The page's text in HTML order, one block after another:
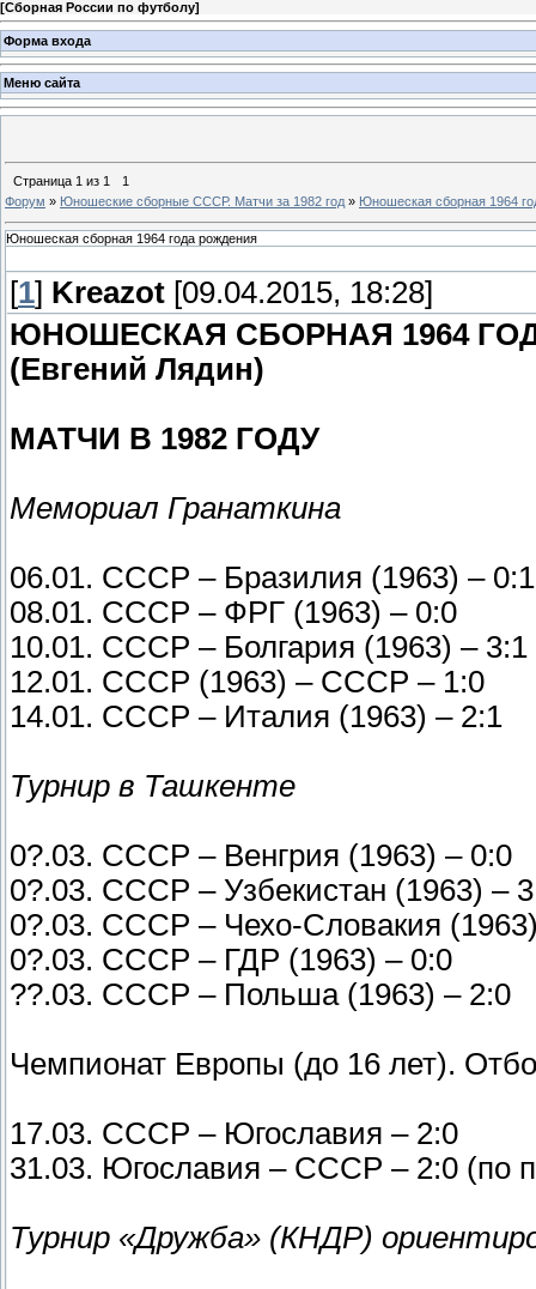
[Сборная России по футболу]
Форма входа
Меню сайта
Страница 1 из 1
1
Форум » Юношеские сборные СССР. Матчи за 1982 год » Юношеская сборная 1964
Юношеская сборная 1964 года рождения
[1] Kreazot [09.04.2015, 18:28]
ЮНОШЕСКАЯ СБОРНАЯ 1964
(Евгений Лядин)
МАТЧИ В 1982 ГОДУ
Мемориал Гранаткина
06.01. СССР – Бразилия (1963) – 0:1
08.01. СССР – ФРГ (1963) – 0:0
10.01. СССР – Болгария (1963) – 3:1
12.01. СССР (1963) – СССР – 1:0
14.01. СССР – Италия (1963) – 2:1
Турнир в Ташкенте
0?.03. СССР – Венгрия (1963) – 0:0
0?.03. СССР – Узбекистан (1963) –
0?.03. СССР – Чехо-Словакия
0?.03. СССР – ГДР (1963) – 0:0
??.03. СССР – Польша (1963) – 2:0
Чемпионат Европы (до 16 лет).
17.03. СССР – Югославия – 2:0
31.03. Югославия – СССР – 2:0 (по
Турнир «Дружба» (КНДР)